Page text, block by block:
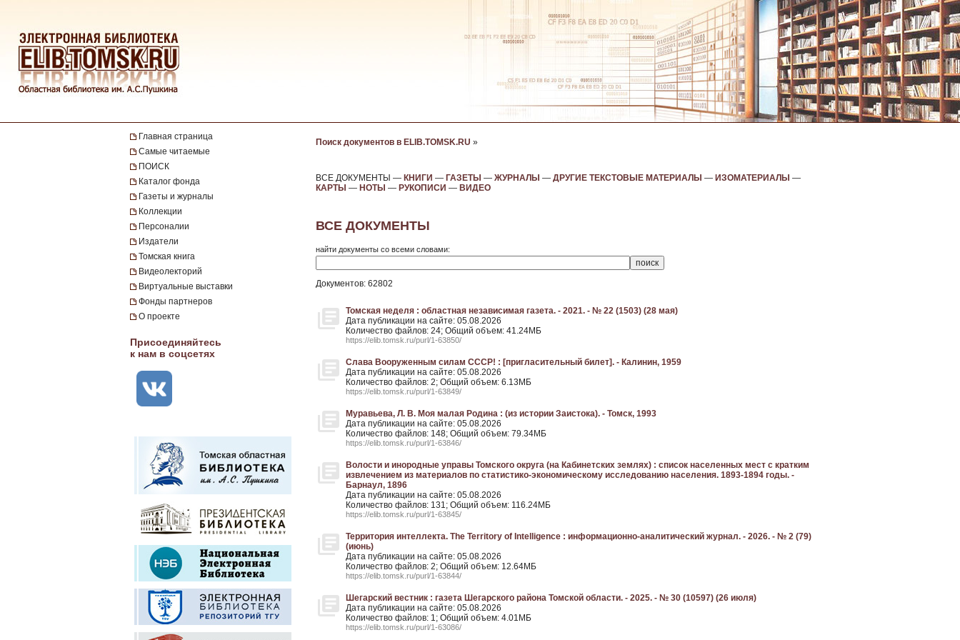
Главная страница
Самые читаемые
ПОИСК
Каталог фонда
Газеты и журналы
Коллекции
Персоналии
Издатели
Томская книга
Видеолекторий
Виртуальные выставки
Фонды партнеров
О проекте
Присоединяйтесь
к нам в соцсетях
Поиск документов в ELIB.TOMSK.RU »
ВСЕ ДОКУМЕНТЫ — КНИГИ — ГАЗЕТЫ — ЖУРНАЛЫ — ДРУГИЕ ТЕКСТОВЫЕ МАТЕРИАЛЫ — ИЗОМАТЕРИАЛЫ —
КАРТЫ — НОТЫ — РУКОПИСИ — ВИДЕО
ВСЕ ДОКУМЕНТЫ
найти документы со всеми словами:
Документов: 62802
Томская неделя : областная независимая газета. - 2021. - № 22 (1503) (28 мая)
Дата публикации на сайте: 05.08.2026
Количество файлов: 24; Общий объем: 41.24МБ
https://elib.tomsk.ru/purl/1-63850/
Слава Вооруженным силам СССР! : [пригласительный билет]. - Калинин, 1959
Дата публикации на сайте: 05.08.2026
Количество файлов: 2; Общий объем: 6.13МБ
https://elib.tomsk.ru/purl/1-63849/
Муравьева, Л. В. Моя малая Родина : (из истории Заистока). - Томск, 1993
Дата публикации на сайте: 05.08.2026
Количество файлов: 148; Общий объем: 79.34МБ
https://elib.tomsk.ru/purl/1-63846/
Волости и инородные управы Томского округа (на Кабинетских землях) : список населенных мест с кратким
извлечением из материалов по статистико-экономическому исследованию населения. 1893-1894 годы. -
Барнаул, 1896
Дата публикации на сайте: 05.08.2026
Количество файлов: 131; Общий объем: 116.24МБ
https://elib.tomsk.ru/purl/1-63845/
Территория интеллекта. The Territory of Intelligence : информационно-аналитический журнал. - 2026. - № 2 (79)
(июнь)
Дата публикации на сайте: 05.08.2026
Количество файлов: 2; Общий объем: 12.64МБ
https://elib.tomsk.ru/purl/1-63844/
Шегарский вестник : газета Шегарского района Томской области. - 2025. - № 30 (10597) (26 июля)
Дата публикации на сайте: 05.08.2026
Количество файлов: 1; Общий объем: 4.01МБ
https://elib.tomsk.ru/purl/1-63086/